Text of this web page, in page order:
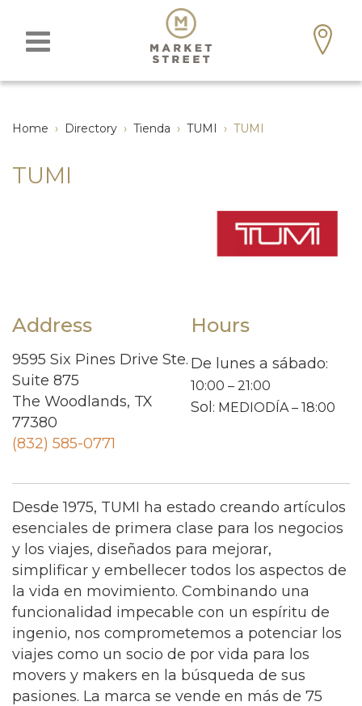
Home › Directory › Tienda › TUMI › TUMI
TUMI
Address
9595 Six Pines Drive Ste.
Suite 875
The Woodlands, TX
77380
(832) 585-0771
Hours
De lunes a sábado:
10:00 – 21:00
Sol : MEDIODÍA – 18:00
Desde 1975, TUMI ha estado creando artículos
esenciales de primera clase para los negocios
y los viajes, diseñados para mejorar,
simplificar y embellecer todos los aspectos de
la vida en movimiento. Combinando una
funcionalidad impecable con un espíritu de
ingenio, nos comprometemos a potenciar los
viajes como un socio de por vida para los
movers y makers en la búsqueda de sus
pasiones. La marca se vende en más de 75